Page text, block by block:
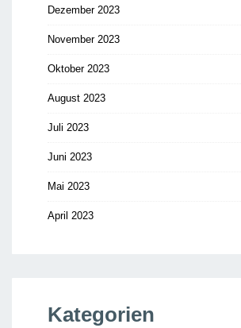
Dezember 2023
November 2023
Oktober 2023
August 2023
Juli 2023
Juni 2023
Mai 2023
April 2023
Kategorien